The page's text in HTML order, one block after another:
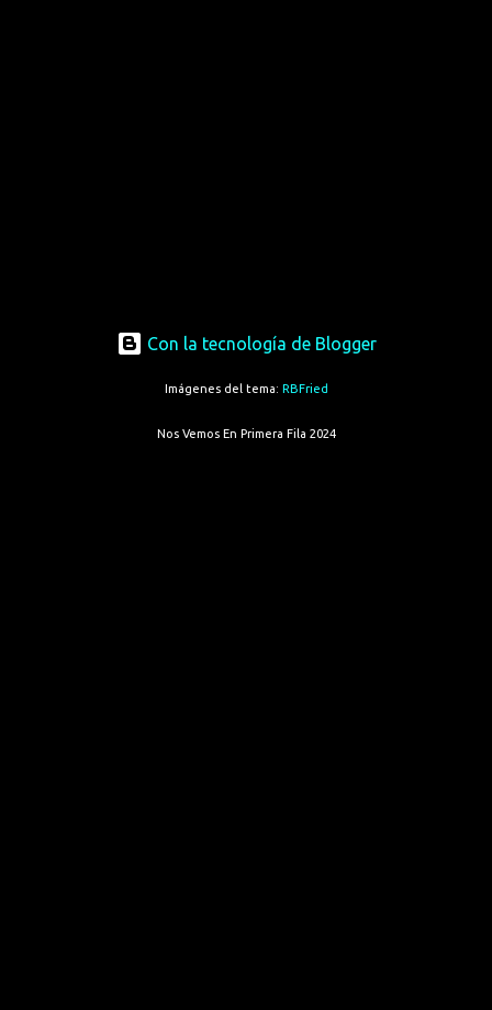
Con la tecnología de Blogger
Imágenes del tema: RBFried
Nos Vemos En Primera Fila 2024